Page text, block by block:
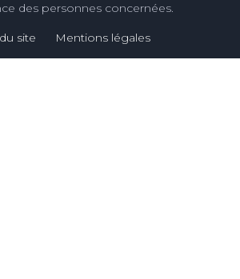
des personnes concernées.
site Mentions légales